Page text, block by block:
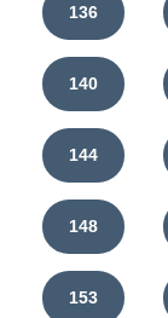
136
140
144
148
153